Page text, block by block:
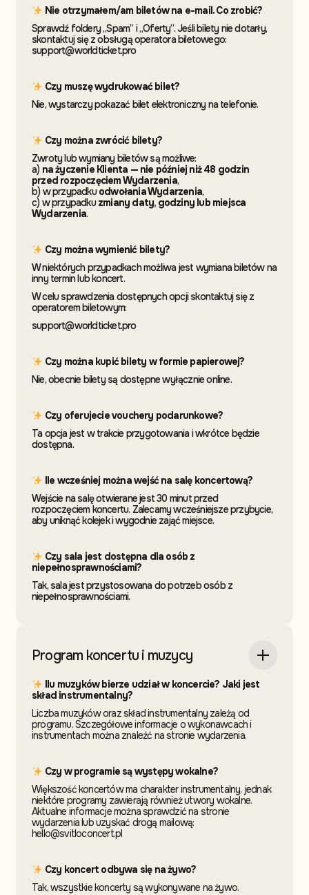
Nie otrzymałem/am biletów na e-mail. Co zrobić?
Sprawdź foldery „Spam” i „Oferty”. Jeśli bilety nie dotarły,
skontaktuj się z obsługą operatora biletowego:
support@worldticket.pro
Czy muszę wydrukować bilet?
Nie, wystarczy pokazać bilet elektroniczny na telefonie.
Czy można zwrócić bilety?
Zwroty lub wymiany biletów są możliwe:
a) na życzenie Klienta — nie później niż 48 godzin
przed rozpoczęciem Wydarzenia,
b) w przypadkuodwołania Wydarzenia,
c) w przypadkuzmiany daty, godziny lub miejsca
Wydarzenia.
Czy można wymienić bilety?
W niektórych przypadkach możliwa jest wymiana biletów na
inny termin lub koncert.
W celu sprawdzenia dostępnych opcji skontaktuj się z
operatorem biletowym:
support@worldticket.pro
Czy można kupić bilety w formie papierowej?
Nie, obecnie bilety są dostępne wyłącznie online.
Czy oferujecie vouchery podarunkowe?
Ta opcja jest w trakcie przygotowania i wkrótce będzie
dostępna.
Ile wcześniej można wejść na salę koncertową?
Wejście na salę otwierane jest 30 minut przed
rozpoczęciem koncertu. Zalecamy wcześniejsze przybycie,
aby uniknąć kolejek i wygodnie zająć miejsce.
Czy sala jest dostępna dla osób z
niepełnosprawnościami?
Tak, sala jest przystosowana do potrzeb osób z
niepełnosprawnościami.
Program koncertu i muzycy
Ilu muzyków bierze udział w koncercie? Jaki jest
skład instrumentalny?
Liczba muzyków oraz skład instrumentalny zależą od
programu. Szczegółowe informacje o wykonawcach i
instrumentach można znaleźć na stronie wydarzenia.
Czy w programie są występy wokalne?
Większość koncertów ma charakter instrumentalny, jednak
niektóre programy zawierają również utwory wokalne.
Aktualne informacje można sprawdzić na stronie
wydarzenia lub uzyskać drogą mailową:
hello@svitloconcert.pl
Czy koncert odbywa się na żywo?
Tak, wszystkie koncerty są wykonywane na żywo.